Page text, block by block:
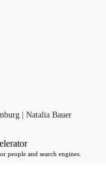
| Natalia Bauer
people and search engines.